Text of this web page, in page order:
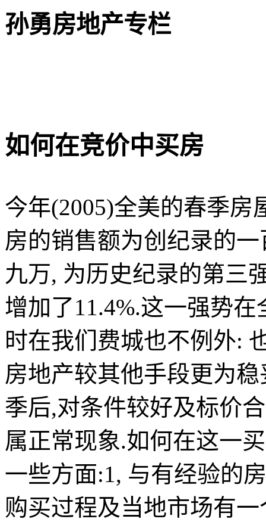
孙勇房地产专栏
如何在竞价中买房
今年(2005)全美的春季房
房的销售额为创纪录的
九万, 为历史纪录的第三
增加了11.4%.这一强势在
时在我们费城也不例外:
房地产较其他手段更为
季后,对条件较好及标价
属正常现象.如何在这一
一些方面:1, 与有经验的
购买过程及当地市场有